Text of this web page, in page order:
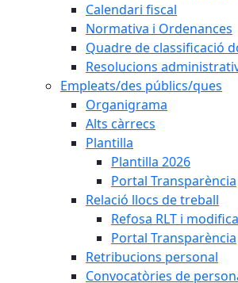
Calendari fiscal
Normativa i Ordenances
Quadre de classificació
Resolucions
Empleats/des públics/ques
Organigrama
Alts càrrecs
Plantilla
Plantilla 2026
Portal Transparència
Relació llocs de treball
Refosa RLT i
Portal Transparència
Retribucions personal
Convocatòries de